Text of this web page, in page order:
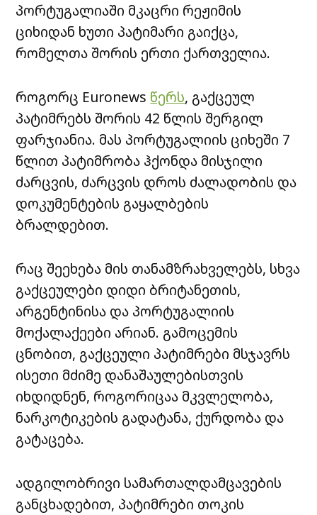
პორტუგალიაში მკაცრი რეჟიმის
ციხიდან ხუთი პატიმარი გაიქცა,
რომელთა შორის ერთი ქართველია.
როგორც Euronews წერს, გაქცეულ
პატიმრებს შორის 42 წლის შერგილ
ფარჯიანია. მას პორტუგალიის ციხეში 7
წლით პატიმრობა ჰქონდა მისჯილი
ძარცვის, ძარცვის დროს ძალადობის და
დოკუმენტების გაყალბების
ბრალდებით.
რაც შეეხება მის თანამზრახველებს, სხვა
გაქცეულები დიდი ბრიტანეთის,
არგენტინისა და პორტუგალიის
მოქალაქეები არიან. გამოცემის
ცნობით, გაქცეული პატიმრები მსჯავრს
ისეთი მძიმე დანაშაულებისთვის
იხდიდნენ, როგორიცაა მკვლელობა,
ნარკოტიკების გადატანა, ქურდობა და
გატაცება.
ადგილობრივი სამართალდამცავების
განცხადებით, პატიმრები თოკის